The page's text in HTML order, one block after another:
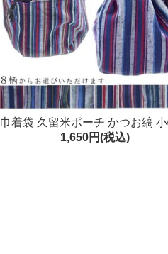
巾着袋 久留米ポーチ かつお縞
れ 和調 日本製 メール便送料無料
1,650円(税込)